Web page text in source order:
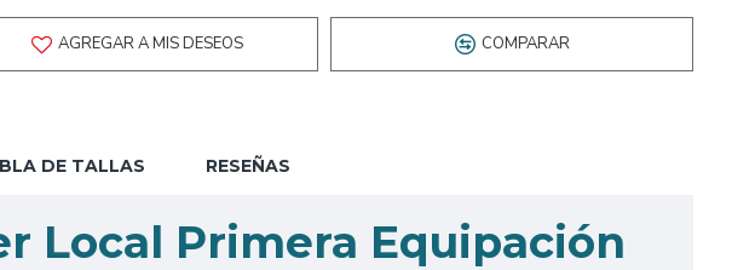
AGREGAR A MIS DESEOS COMPARAR
DE TALLAS RESEÑAS
Local Primera Equipación